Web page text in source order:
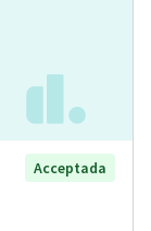
Acceptada